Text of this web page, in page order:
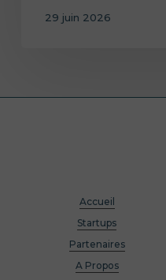
29 juin 2026
Accueil
Startups
Partenaires
A Propos